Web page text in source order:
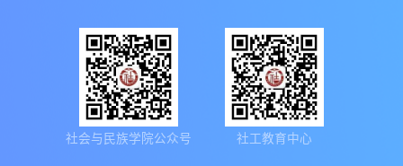
社会与民族学院公众号 社工教育中心